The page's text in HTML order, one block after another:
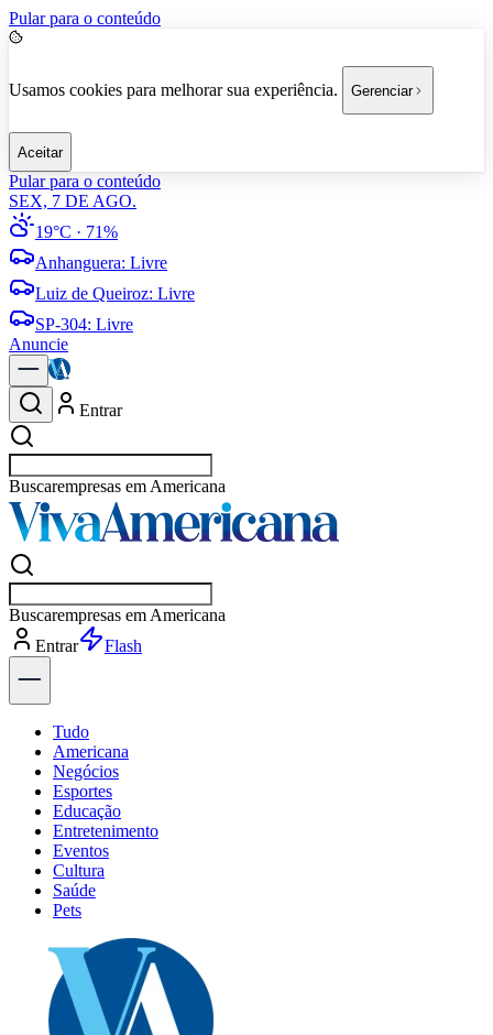
Pular para o conteúdo
Usamos cookies para melhorar sua experiência. Gerenciar
Aceitar
Pular para o conteúdo
SEX, 7 DE AGO.
19°C · 71%
Anhanguera: Livre
Luiz de Queiroz: Livre
SP-304: Livre
Anuncie
Entrar
Buscaresportes
Buscaresportes
Entrar
Flash
Tudo
Americana
Negócios
Esportes
Educação
Entretenimento
Eventos
Cultura
Saúde
Pets
Explore Tudo
Últimas Notícias
Previsão do Tempo
Dia a Dia & Lazer